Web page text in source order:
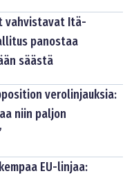
vahvistavat Itä-
panostaa
säästä
verolinjauksia:
niin paljon
EU-linjaa: